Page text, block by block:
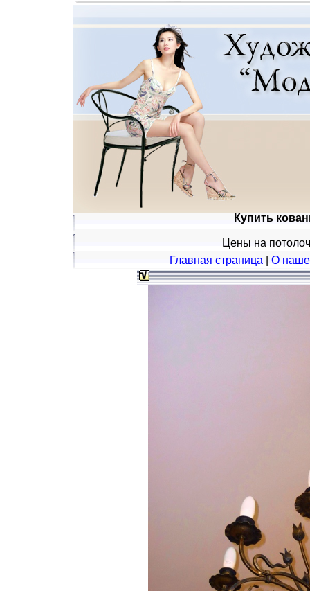
Купить
Цены на
Главная страница
О